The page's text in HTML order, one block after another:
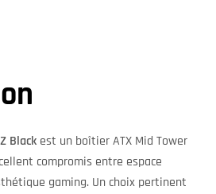
Black est un boîtier ATX Mid Tower
compromis entre espace
gaming. Un choix pertinent